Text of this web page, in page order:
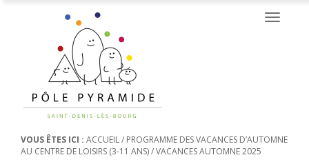
Toggle
VOUS ÊTES ICI : ACCUEIL/ PROGRAMME DES VACANCES D’AUTOMNE
AU CENTRE DE LOISIRS (3-11 ANS)/VACANCES AUTOMNE 2025